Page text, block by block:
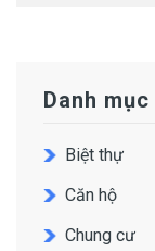
Danh mục
Biệt thự
Căn hộ
Chung cư